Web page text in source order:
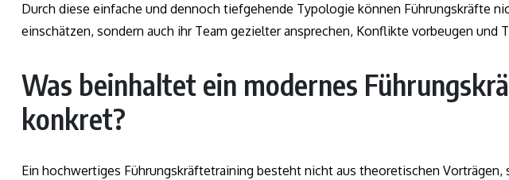
Durch diese einfache und dennoch tiefgehende Typologie können Führungskräfte
einschätzen, sondern auch ihr Team gezielter ansprechen, Konflikte vorbeugen und
Was beinhaltet ein modernes
konkret?
Ein hochwertiges Führungskräftetraining besteht nicht aus theoretischen Vorträgen,